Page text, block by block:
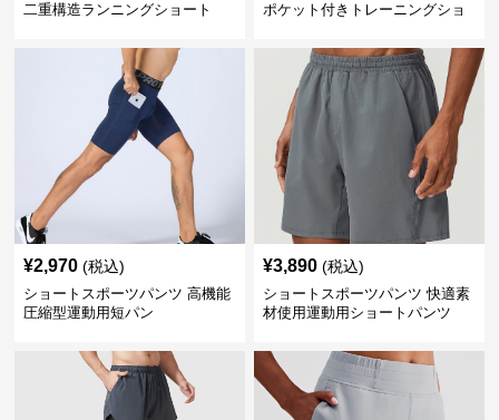
二重構造ランニングショート
ポケット付きトレーニングショ
¥2,970 (税込)
ショートスポーツパンツ 高機能
圧縮型運動用短パン
¥3,890 (税込)
ショートスポーツパンツ 快適素
材使用運動用ショートパンツ